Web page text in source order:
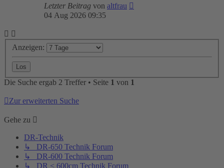
Letzter Beitrag von altfrau
04 Aug 2026 09:35
Anzeigen:
Die Suche ergab 2 Treffer • Seite 1 von 1
Zur erweiterten Suche
Gehe zu
DR-Technik
↳ DR-650 Technik Forum
↳ DR-600 Technik Forum
↳ DR < 600cm Technik Forum